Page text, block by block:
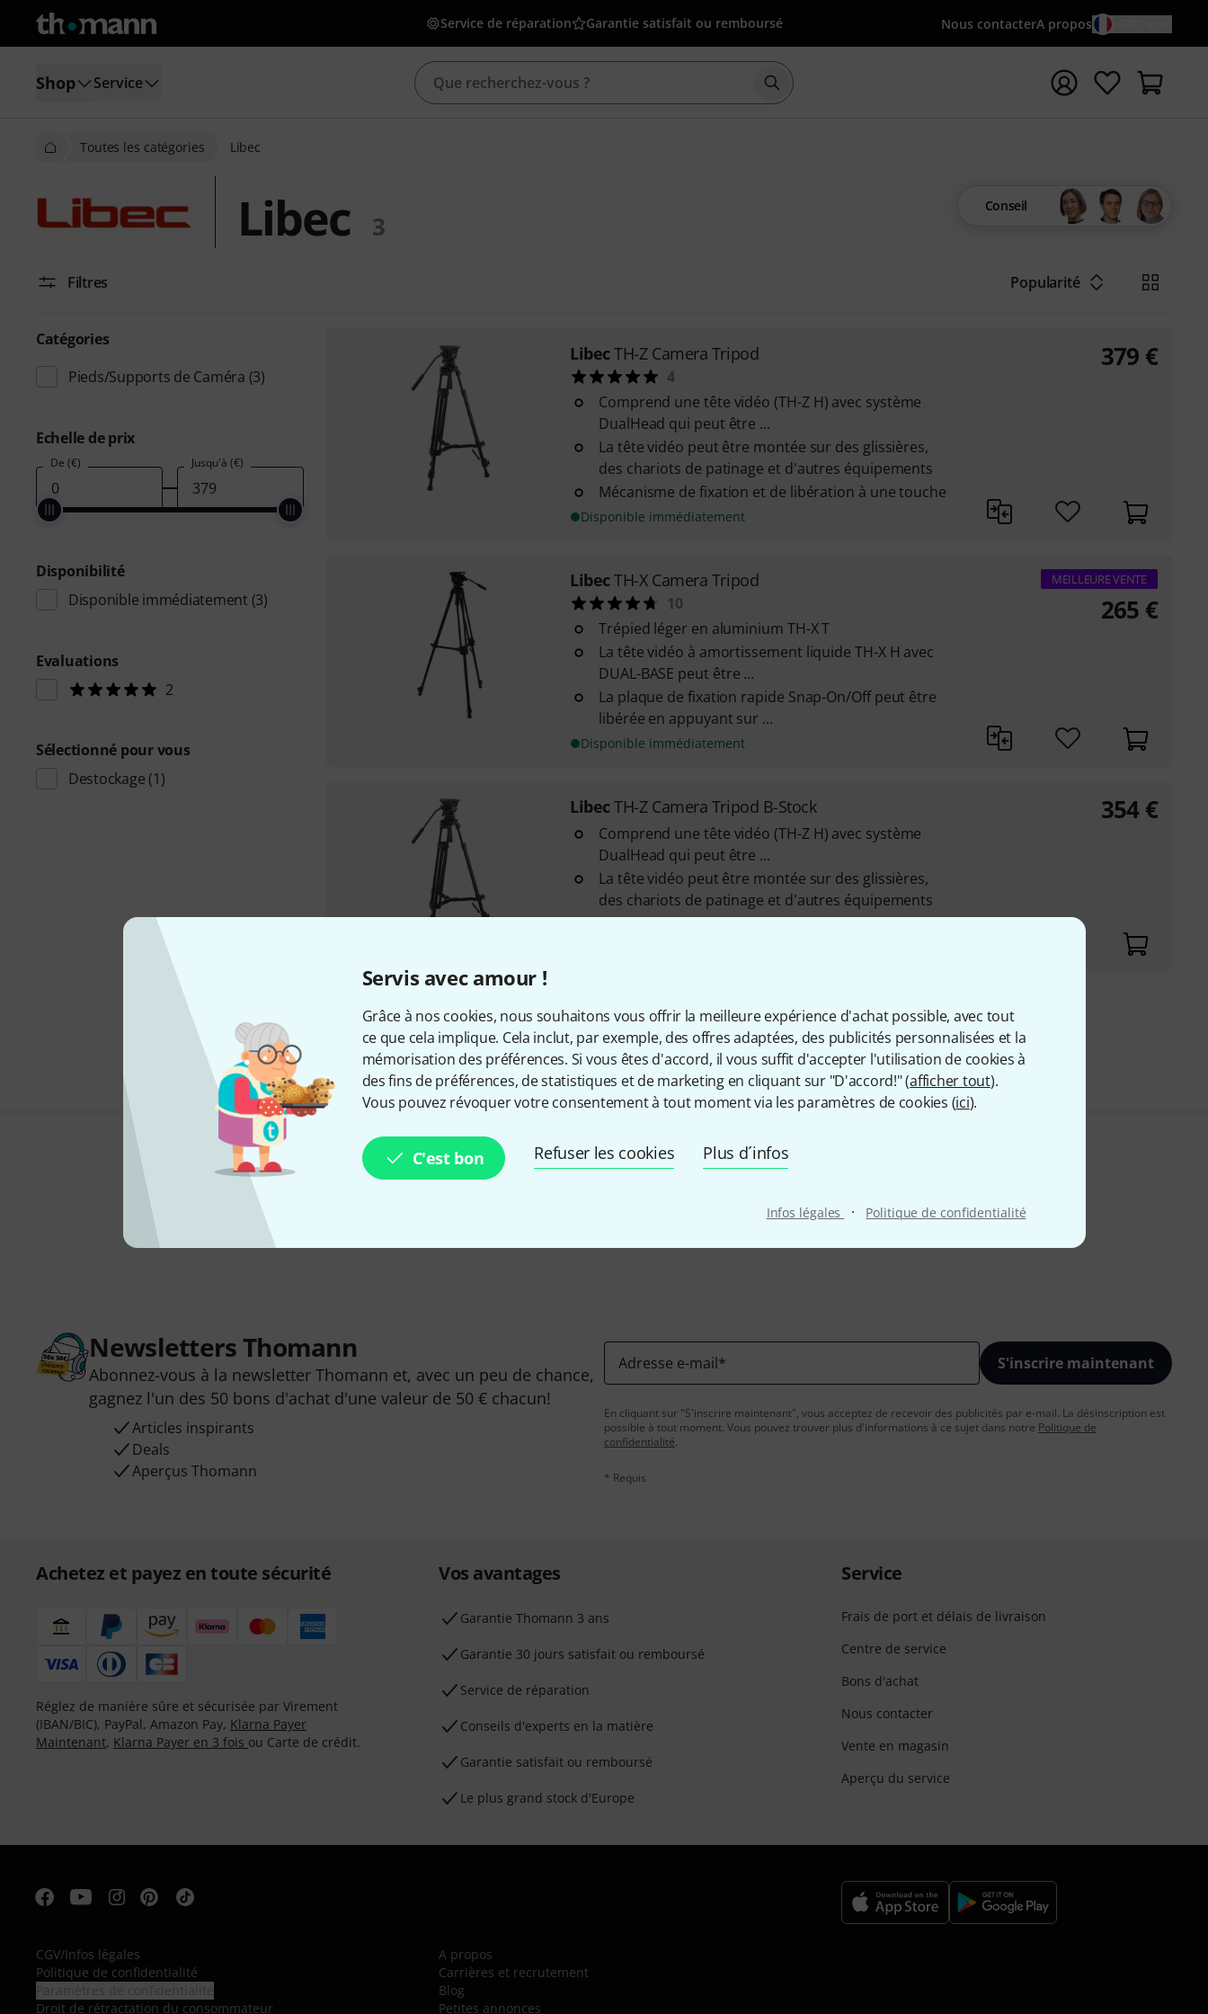
Servis avec amour !
Grâce à nos cookies, nous souhaitons vous offrir la meilleure expérience d'achat possible, avec tout
ce que cela implique. Cela inclut, par exemple, des offres adaptées, des publicités personnalisées et la
mémorisation des préférences. Si vous êtes d'accord, il vous suffit d'accepter l'utilisation de cookies à
des fins de préférences, de statistiques et de marketing en cliquant sur "D'accord!" (afficher tout).
Vous pouvez révoquer votre consentement à tout moment via les paramètres de cookies (ici).
C'est bon Refuser les cookies Plus d´infos
Infos légales · Politique de confidentialité
Service de réparation Garantie satisfait ou remboursé Nous contacterA propos
Shop Service Démarrer la recherche avec le terme de recherche
Toutes les catégories Libec
Libec 3
Conseil
Filtres Popularité
Catégories
Pieds/Supports de Caméra (3)
Echelle de prix
De (€) Jusqu'à (€)
Disponibilité
Disponible immédiatement (3)
Evaluations
2
Sélectionné pour vous
Destockage (1)
LibecTH-Z Camera Tripod
4
Comprend une tête vidéo (TH-Z H) avec système
DualHead qui peut être ...
La tête vidéo peut être montée sur des glissières,
des chariots de patinage et d'autres équipements
Mécanisme de fixation et de libération à une touche
Disponible immédiatement
379 €
LibecTH-X Camera Tripod
10
Trépied léger en aluminium TH-X T
La tête vidéo à amortissement liquide TH-X H avec
DUAL-BASE peut être ...
La plaque de fixation rapide Snap-On/Off peut être
libérée en appuyant sur ...
Disponible immédiatement
MEILLEURE VENTE
265 €
LibecTH-Z Camera Tripod B-Stock
Comprend une tête vidéo (TH-Z H) avec système
DualHead qui peut être ...
La tête vidéo peut être montée sur des glissières,
des chariots de patinage et d'autres équipements
Mécanisme de fixation et de libération à une touche
354 €
Envoi gratuit à partir de 69 €
Les prix sont indiqués avec TVA comprise
Aimez-vous ce que vous voyez ?
Newsletters Thomann
Abonnez-vous à la newsletter Thomann et, avec un peu de chance,
gagnez l'un des 50 bons d'achat d'une valeur de 50 € chacun!
Articles inspirants
Deals
Aperçus Thomann
Adresse e-mail* S'inscrire maintenant
En cliquant sur "S'inscrire maintenant", vous acceptez de recevoir des publicités par e-mail. La désinscription est
possible à tout moment. Vous pouvez trouver plus d'informations à ce sujet dans notre Politique de
confidentialité.
* Requis
Achetez et payez en toute sécurité
Réglez de manière sûre et sécurisée par Virement
(IBAN/BIC), PayPal, Amazon Pay, Klarna Payer
Maintenant, Klarna Payer en 3 fois ou Carte de crédit.
Vos avantages
Ga­ran­tie Thomann 3 ans
Garantie 30 jours satisfait ou remboursé
Service de réparation
Conseils d'experts en la matière
Garantie satisfait ou remboursé
Le plus grand stock d'Europe
Service
Frais de port et délais de livraison
Centre de service
Bons d'achat
Nous contacter
Vente en magasin
Aperçu du service
CGV/Infos légales
Politique de confidentialité
Droit de rétractation du consommateur
A propos
Carrières et recrutement
Blog
Petites annonces